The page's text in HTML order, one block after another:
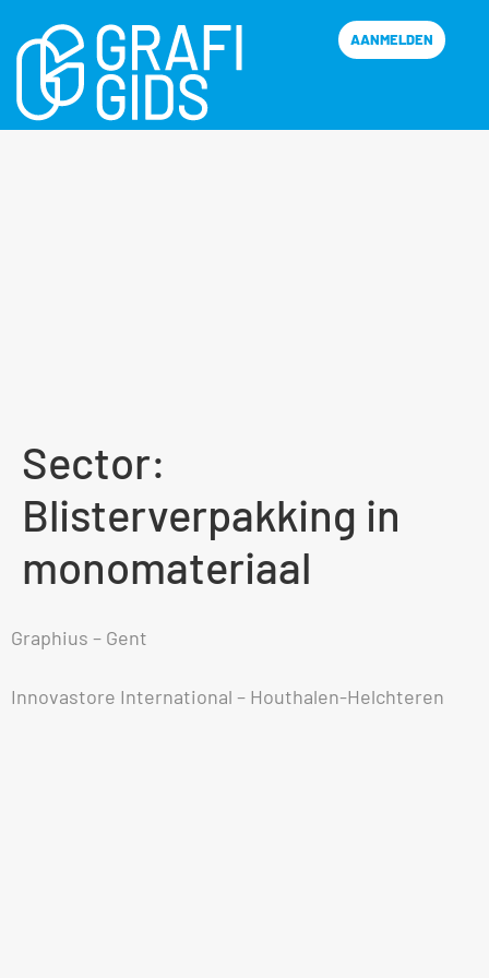
AANMELDEN
Sector:
Blisterverpakking in
monomateriaal
Graphius – Gent
Innovastore International – Houthalen-Helchteren